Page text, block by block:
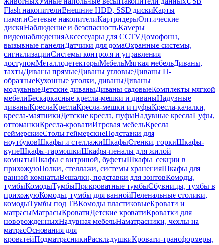
Flash накопителиВнешние HDD, SSD дискиКарты
памятиСетевые накопителиКартридерыОптические
дискиНаблюдение и безопасностьКамеры
видеонаблюденияАксессуары для CCTVДомофоны,
вызывные панелиДатчики для домаОхранные системы,
сигнализацииСистемы контроля и управления
доступомМеталлодетекторыМебельМягкая мебельДиваны,
тахтыДиваны прямыеДиваны угловыеДиваны П-
образныеКухонные уголки, диваныДиваны
модульныеДетские диваныДиваны садовыеКомплекты мягкой
мебелиБескаркасные кресла-мешки и диваныНадувные
диваныКреслаКреслаКресла-мешки и пуфыКресла-качалки,
кресла-маятникиДетские кресла, пуфыНадувные креслаПуфы,
оттоманкиКресла-кроватиИгровая мебельКресла
геймерскиеСтолы геймерскиеПодставки для
ноутбуковШкафы и стеллажиШкафыСтенки, горкиШкафы-
купеШкафы-гармошкиШкафы-пеналы для жилой
комнатыШкафы с витриной, буфетыШкафы, секции в
прихожуюПолки, стеллажи, системы храненияШкафы для
ванной комнатыВешалки, подставки для зонтовКомоды,
тумбыКомодыТумбыПрикроватные тумбыОбувницы, тумбы в
прихожуюКомоды, тумбы для ваннойПеленальные столики,
комодыТумбы под ТВКомоды пластиковыеКровати и
матрасыМатрасыКроватиДетские кроватиКроватки для
новорожденныхНадувная мебельНаматрасники, чехлы на
матрасОснования для
кроватейПодматрасникиРаскладушкиКровати-трансформеры,